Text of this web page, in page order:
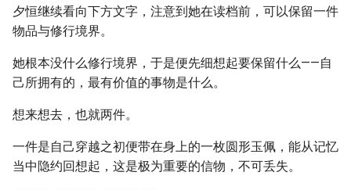
夕恒继续看向下方文字，注意到她在读档前，可以保留一件
物品与修行境界。
她根本没什么修行境界，于是便先细想起要保留什么——自
己所拥有的，最有价值的事物是什么。
想来想去，也就两件。
一件是自己穿越之初便带在身上的一枚圆形玉佩，能从记忆
当中隐约回想起，这是极为重要的信物，不可丢失。